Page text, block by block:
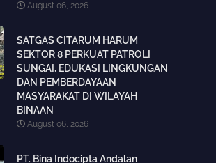
August 06, 2026
SATGAS CITARUM HARUM
SEKTOR 8 PERKUAT PATROLI
SUNGAI, EDUKASI LINGKUNGAN
DAN PEMBERDAYAAN
MASYARAKAT DI WILAYAH
BINAAN
August 06, 2026
PT. Bina Indocipta Andalan